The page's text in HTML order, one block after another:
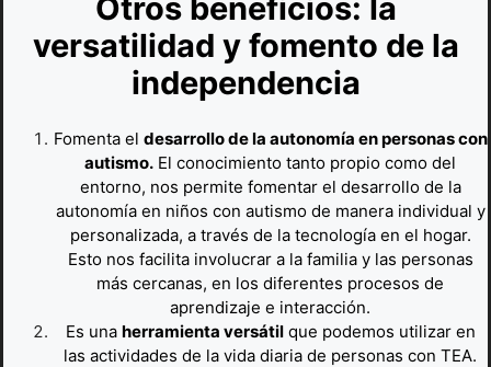
Otros beneficios: la
versatilidad y fomento de la
independencia
Fomenta el desarrollo de la autonomía en personas con
autismo. El conocimiento tanto propio como del
entorno, nos permite fomentar el desarrollo de la
autonomía en niños con autismo de manera individual y
personalizada, a través de la tecnología en el hogar.
Esto nos facilita involucrar a la familia y las personas
más cercanas, en los diferentes procesos de
aprendizaje e interacción.
Es una herramienta versátilque podemos utilizar en
las actividades de la vida diaria de personas con TEA.